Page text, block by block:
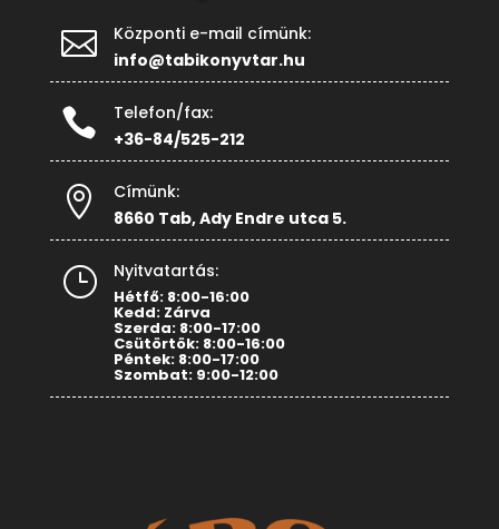

Központi e-mail címünk:
info@tabikonyvtar.hu

Telefon/fax:
+36-84/525-212

Címünk:
8660 Tab, Ady Endre utca 5.
} Nyitvatartás:
Hétfő: 8:00-16:00
Kedd: Zárva
Szerda: 8:00-17:00
Csütörtök: 8:00-16:00
Péntek: 8:00-17:00
Szombat: 9:00-12:00